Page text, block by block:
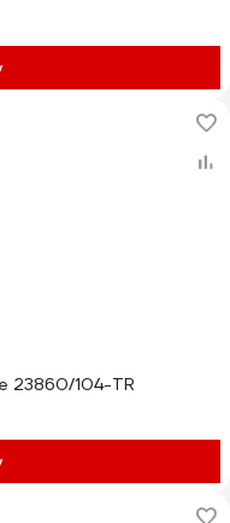
23860/104-TR